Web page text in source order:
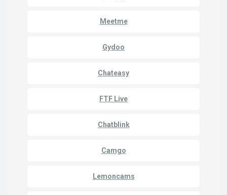
Meetme
Gydoo
Chateasy
FTF Live
Chatblink
Camgo
Lemoncams